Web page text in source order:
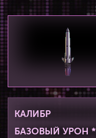
КАЛИБР
БАЗОВЫЙ УРОН *